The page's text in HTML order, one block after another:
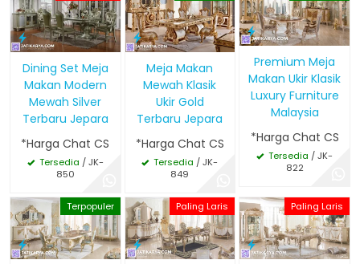
Dining Set Meja
Makan Modern
Mewah Silver
Terbaru Jepara
*Harga Chat CS
Tersedia / JK-
850
Meja Makan
Mewah Klasik
Ukir Gold
Terbaru Jepara
*Harga Chat CS
Tersedia / JK-
849
Premium Meja
Makan Ukir Klasik
Luxury Furniture
Malaysia
*Harga Chat CS
Tersedia / JK-
822
Terpopuler Paling Laris Paling Laris